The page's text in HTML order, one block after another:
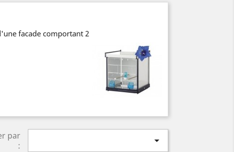
facade comportant 2 portes mangeoires
par
:
